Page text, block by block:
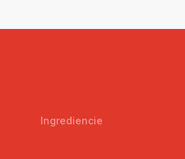
Ingrediencie